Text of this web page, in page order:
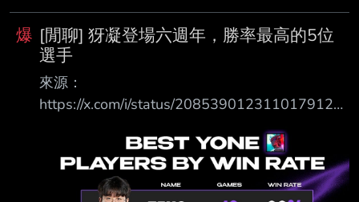
哥摧毀了AI 雖說是新人實際已經
做到的嗎？ 我也不太清楚，但因為整天都在打
英雄聯盟，所以自然而然地學會了 Q. 回顧職業
生涯，覺得現在是自己最巔峰的的時期嗎 我一
直覺得比起昨天的Peyz，今天、明天的Peyz都會
表現得更好，所以比起過去來說，現在 打的更
好了 Q. 比起非 AD 陣容，果然還是單純的 AD
陣容對你來說更好一些吧 剛開始其實覺得非 AD
陣容
爆 [閒聊] 犽凝登場六週年，勝率最高的5位
選手
來源：
https://x.com/i/status/2085390123110179122
勝率最高的選手是宙斯 再來是超威 沒想到第三
名神左... 接著是zeka 西方勝率最高的是Quid 看
起來蠻合理的一個排行 所以我說那個造型持有人
呢？ https://i.mopix.cc/WSF0wF.jpg --